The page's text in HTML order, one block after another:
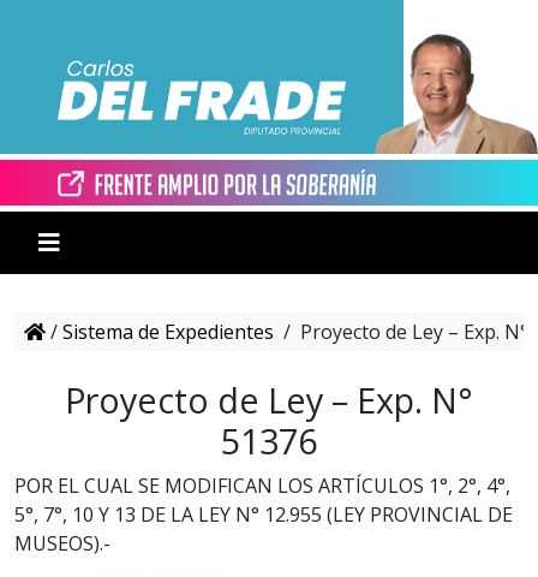
/Sistema de Expedientes / Proyecto de Ley – Exp. N°
Proyecto de Ley – Exp. N°
51376
POR EL CUAL SE MODIFICAN LOS ARTÍCULOS 1°, 2°, 4°,
5°, 7°, 10 Y 13 DE LA LEY N° 12.955 (LEY PROVINCIAL DE
MUSEOS).-